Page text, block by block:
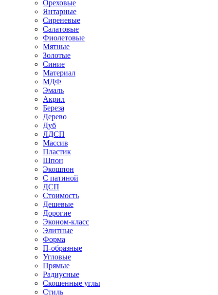
Ореховые
Янтарные
Сиреневые
Салатовые
Фиолетовые
Мятные
Золотые
Синие
Материал
МДФ
Эмаль
Акрил
Береза
Дерево
Дуб
ЛДСП
Массив
Пластик
Шпон
Экошпон
С патиной
ДСП
Стоимость
Дешевые
Дорогие
Эконом-класс
Элитные
Форма
П-образные
Угловые
Прямые
Радиусные
Скошенные углы
Стиль